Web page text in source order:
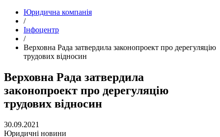
Юридична компанія
/
Інфоцентр
/
Верховна Рада затвердила законопроект про дерегуляцію
трудових відносин
Верховна Рада затвердила
законопроект про дерегуляцію
трудових відносин
30.09.2021
Юридичні новини